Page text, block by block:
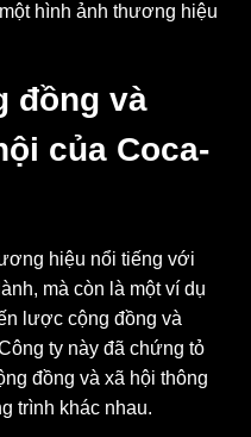
hình ảnh thương hiệu
đồng và
của Coca-
hiệu nổi tiếng với
mà còn là một ví dụ
lược cộng đồng và
ty này đã chứng tỏ
đồng và xã hội thông
trình khác nhau.